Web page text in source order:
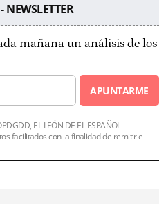
NEWSLETTER
mañana un análisis de los
APUNTARME
EL LEÓN DE EL ESPAÑOL
facilitados con la finalidad de remitirle